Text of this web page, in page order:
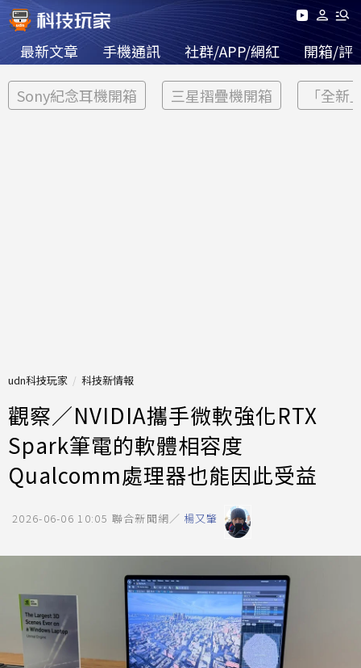
最新文章 手機通訊 社群/APP/網紅 開箱/評
Sony紀念耳機開箱 三星摺疊機開箱 「全新
udn科技玩家 科技新情報
觀察／NVIDIA攜手微軟強化RTX
Spark筆電的軟體相容度
Qualcomm處理器也能因此受益
2026-06-06 10:05 聯合新聞網／ 楊又肇